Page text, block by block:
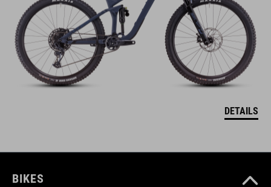
DETAILS
BIKES